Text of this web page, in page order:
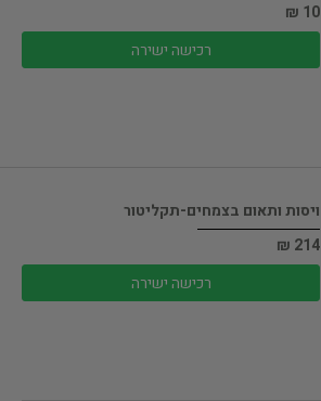
10 ₪
רכישה ישירה
ויסות ותאום בצמחים-תקליטור
214 ₪
רכישה ישירה